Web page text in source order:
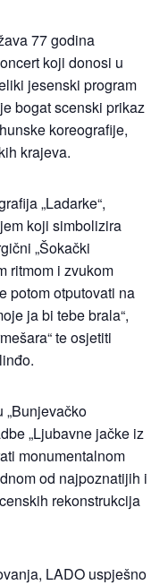
77 godina
koji donosi u
jesenski program
bogat scenski prikaz
koreografije,
krajeva.
„Ladarke“,
koji simbolizira
„Šokački
ritmom i zvukom
potom otputovati na
ja bi tebe brala“,
te osjetiti
„Bunjevačko
„Ljubavne jačke iz
monumentalnom
od najpoznatijih i
rekonstrukcija
LADO uspješno